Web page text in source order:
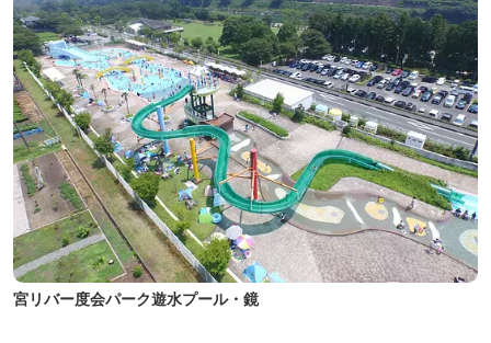
宮リバー度会パーク遊水プール・鏡